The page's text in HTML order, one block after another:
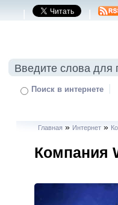
| |
Поиск в интернете |
Главная » Интернет»
Компания